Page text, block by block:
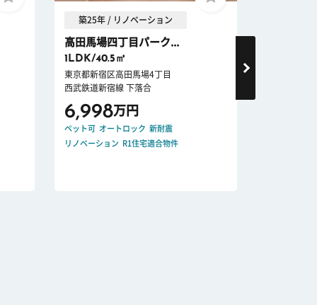
築25年 / リノベーション
高田馬場四丁目パーク...
1LDK/40.5㎡
東京都新宿区高田馬場4丁目
西武鉄道新宿線 下落合
6,998万円
ペット可 オートロック 新耐震
リノベーション
R1住宅適合物件